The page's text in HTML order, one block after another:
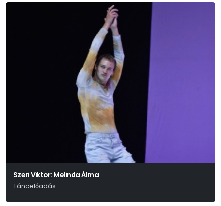
Szeri Viktor: Melinda Álma
Táncelőadás